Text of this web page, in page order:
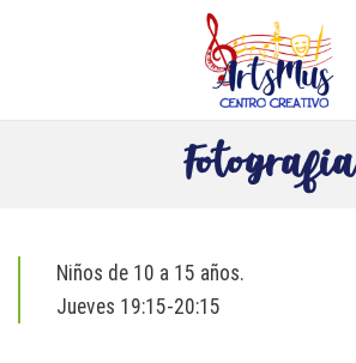
Fotografia
Niños de 10 a 15 años.
Jueves 19:15-20:15